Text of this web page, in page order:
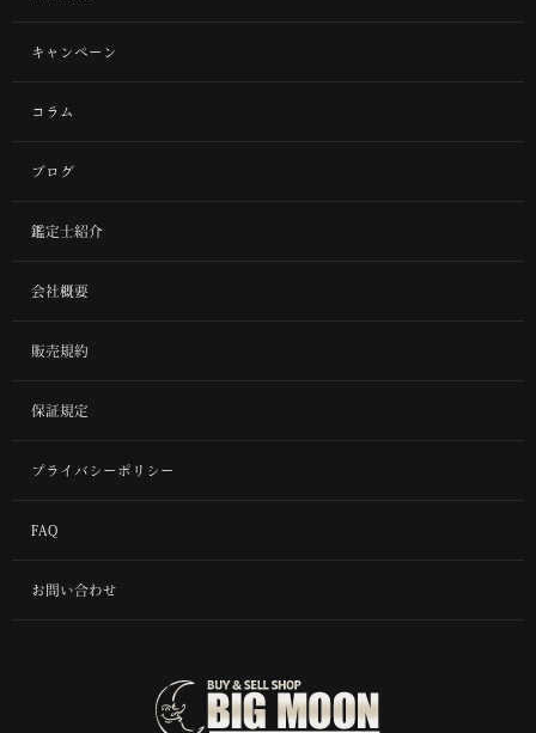
キャンペーン
コラム
ブログ
鑑定士紹介
会社概要
販売規約
保証規定
プライバシーポリシー
FAQ
お問い合わせ